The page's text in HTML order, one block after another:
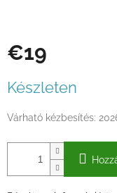
€19
Készleten
Várható kézbesítés: